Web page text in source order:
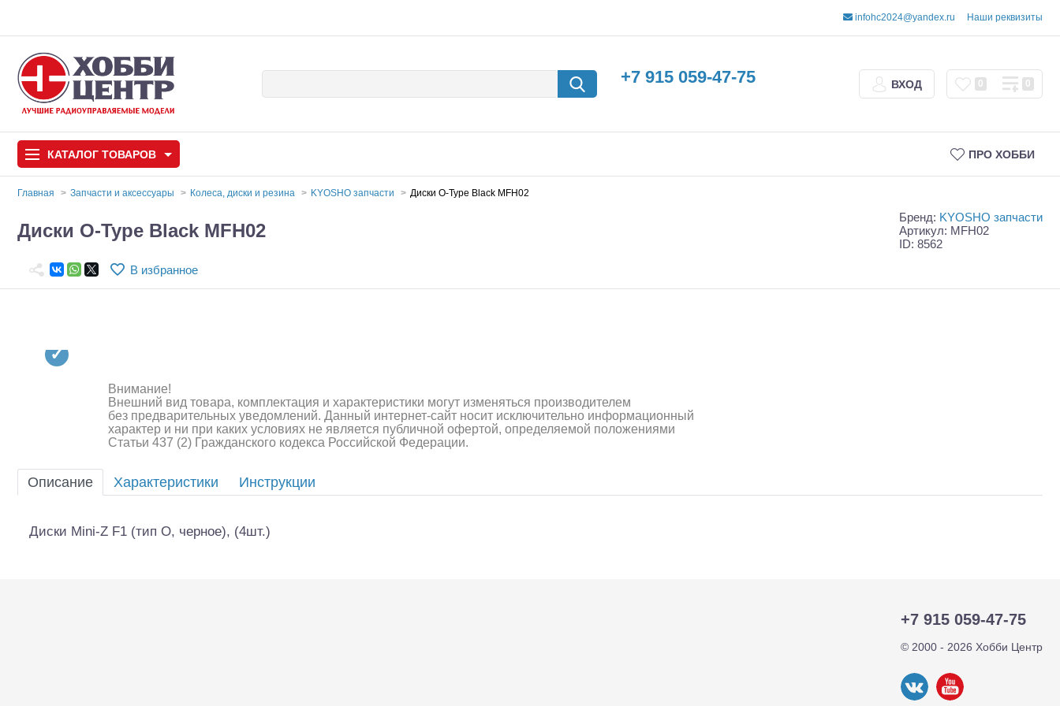
infohc2024@yandex.ru Наши реквизиты
+7 915 059-47-75 ВХОД 0 0
КАТАЛОГ ТОВАРОВ ПРО ХОББИ
Автомодели
Игрушки
Квадрокоптеры
Аккумуляторы и батарейки
питания
Автомодели для сборки
Машины с
Трофи Шорт-корсы
ДВС модели
Главная Запчасти и аксессуары Колеса, диски и резина KYOSHO запчасти Диски O-Type Black MFH02
Диски O-Type Black MFH02
Бренд: KYOSHO запчасти
Артикул: MFH02
ID: 8562
В избранное
Внимание!
Внешний вид товара, комплектация и характеристики могут изменяться производителем
без предварительных уведомлений. Данный интернет-сайт носит исключительно информационный
характер и ни при каких условиях не является публичной офертой, определяемой положениями
Статьи 437 (2) Гражданского кодекса Российской Федерации.
Описание Характеристики Инструкции
Диски Mini-Z F1 (тип O, черное), (4шт.)
+7 915 059-47-75
© 2000 - 2026 Хобби Центр